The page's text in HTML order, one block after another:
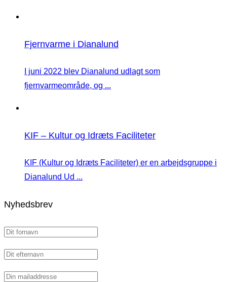
Fjernvarme i Dianalund
I juni 2022 blev Dianalund udlagt som
fjernvarmeområde, og ...
KIF – Kultur og Idræts Faciliteter
KIF (Kultur og Idræts Faciliteter) er en arbejdsgruppe i
Dianalund Ud ...
Nyhedsbrev